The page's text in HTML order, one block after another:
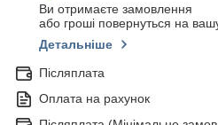
Ви отримаєте замовлення
або гроші повернуться на
Детальніше
Післяплата
Оплата на рахунок